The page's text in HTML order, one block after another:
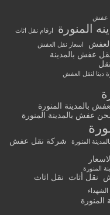
عفش
المنورة ارقام نقل اثاث
اسعار نقل العفش
عفش بالمدينة
دينا لنقل العفش
بالمدينة المنورة
عفش بالمدينة المنورة
المنورة شركة نقل عفش
المنورة
نقل أثاث نقل اثاث